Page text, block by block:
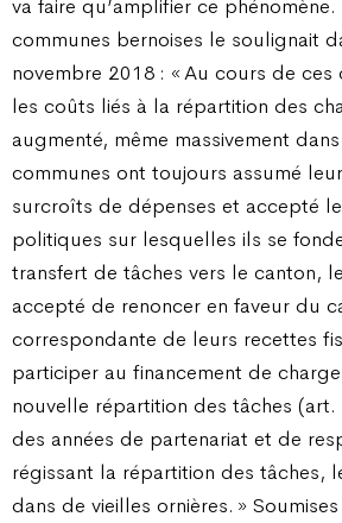
va faire qu’amplifier ce phénomène.
communes bernoises le soulignait
novembre 2018 : « Au cours de ces
les coûts liés à la répartition des
augmenté, même massivement
communes ont toujours assumé
surcroîts de dépenses et accepté
politiques sur lesquelles ils se
transfert de tâches vers le canton,
accepté de renoncer en faveur du
correspondante de leurs recettes
participer au financement de
nouvelle répartition des tâches
des années de partenariat et de
régissant la répartition des tâches,
dans de vieilles ornières. »